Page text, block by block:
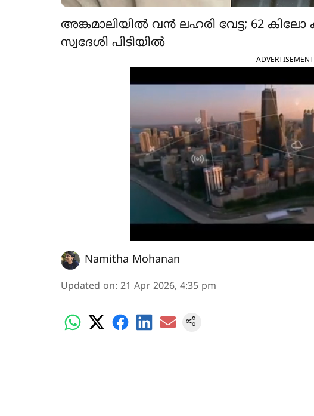
അങ്കമാലിയിൽ വൻ ലഹരി വേട്ട; 62
സ്വദേശി പിടിയിൽ
ADVERTISEMENT
Namitha Mohanan
Updated on: 21 Apr 2026, 4:35 pm